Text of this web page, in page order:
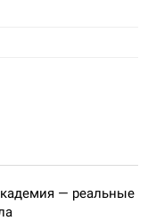
— реальные